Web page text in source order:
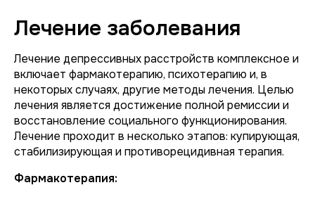
Лечение заболевания
Лечение депрессивных расстройств комплексное и
включает фармакотерапию, психотерапию и, в
некоторых случаях, другие методы лечения. Целью
лечения является достижение полной ремиссии и
восстановление социального функционирования.
Лечение проходит в несколько этапов: купирующая,
стабилизирующая и противорецидивная терапия.
Фармакотерапия: